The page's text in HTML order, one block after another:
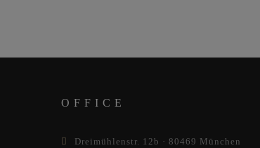
OFFICE
Dreimühlenstr. 12b · 80469 München